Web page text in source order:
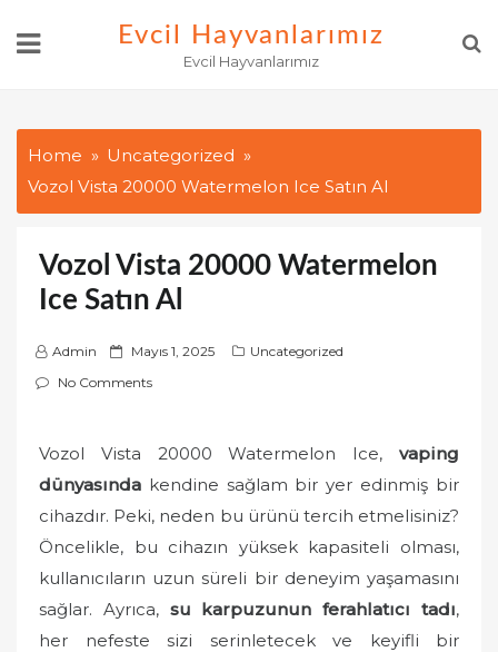
Evcil Hayvanlarımız
Evcil Hayvanlarımız
Home
Uncategorized
Vozol Vista 20000 Watermelon Ice Satın Al
Vozol Vista 20000 Watermelon
Ice Satın Al
Admin
P
o
e
d
o
Mayıs 1, 2025
Uncategorized
No Comments
Vozol Vista 20000 Watermelon Ice, vaping
dünyasında kendine sağlam bir yer edinmiş bir
cihazdır. Peki, neden bu ürünü tercih etmelisiniz?
Öncelikle, bu cihazın yüksek kapasiteli olması,
kullanıcıların uzun süreli bir deneyim yaşamasını
sağlar. Ayrıca, su karpuzunun ferahlatıcı tadı,
her nefeste sizi serinletecek ve keyifli bir